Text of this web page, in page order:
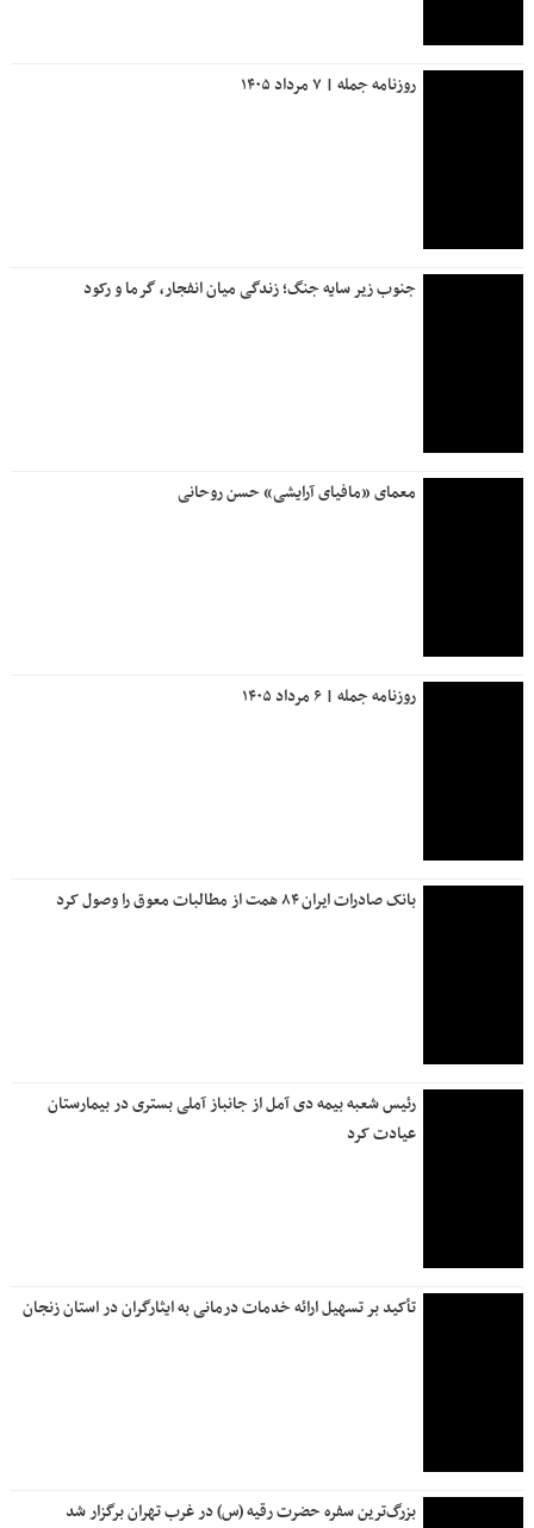
روزنامه جمله | ۷ مرداد ۱۴۰۵
جنوب زیر سایه جنگ؛ زندگی میان انفجار، گرما و رکود
معمای «مافیای آرایشی» حسن روحانی
روزنامه جمله | ۶ مرداد ۱۴۰۵
بانک صادرات ایران ۸۴ همت از مطالبات معوق را وصول کرد
رئیس شعبه بیمه دی آمل از جانباز آملی بستری در بیمارستان
عیادت کرد
تأکید بر تسهیل ارائه خدمات درمانی به ایثارگران در استان زنجان
بزرگ‌ترین سفره حضرت رقیه (س) در غرب تهران برگزار شد